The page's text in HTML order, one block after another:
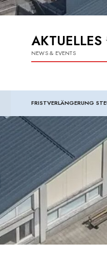
AKTUELLES
NEWS & EVENTS
FRISTVERLÄNGERUNG